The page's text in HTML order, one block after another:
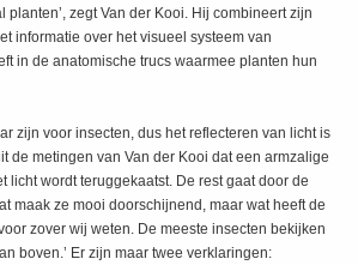
planten’, zegt Van der Kooi. Hij combineert zijn
informatie over het visueel systeem van
in de anatomische trucs waarmee planten hun
zijn voor insecten, dus het reflecteren van licht is
de metingen van Van der Kooi dat een armzalige
licht wordt teruggekaatst. De rest gaat door de
maak ze mooi doorschijnend, maar wat heeft de
zover wij weten. De meeste insecten bekijken
boven.’ Er zijn maar twee verklaringen: